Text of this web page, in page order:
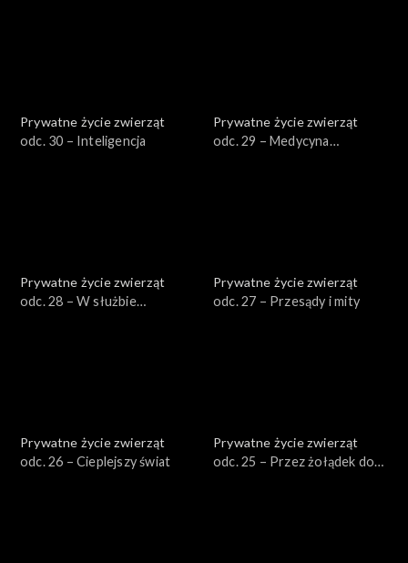
Prywatne życie zwierząt
odc. 30 – Inteligencja
Prywatne życie zwierząt
odc. 29 – Medycyna
Prywatne życie zwierząt
odc. 28 – W służbie
Prywatne życie zwierząt
odc. 27 – Przesądy i mity
Prywatne życie zwierząt
odc. 26 – Cieplejszy świat
Prywatne życie zwierząt
odc. 25 – Przez żołądek do